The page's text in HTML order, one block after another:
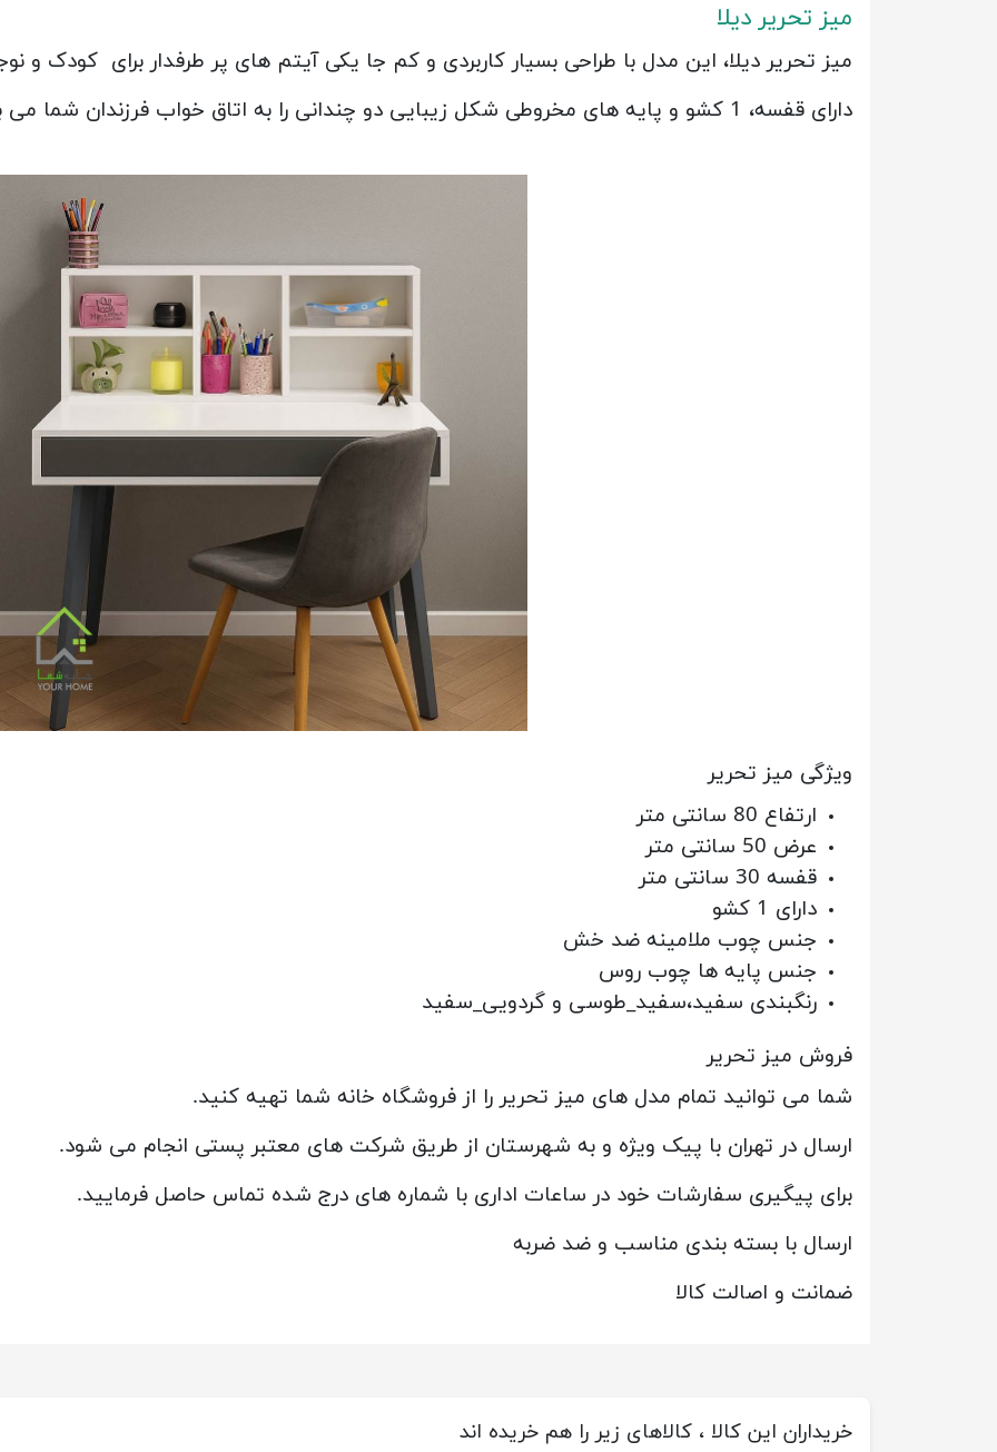
میز تحریر دیلا
میز تحریر دیلا، این مدل با طراحی بسیار کاربردی و کم جا یکی آیتم های پر طرفدار برای کودک و
دارای قفسه، 1 کشو و پایه های مخروطی شکل زیبایی دو چندانی را به اتاق خواب فرزندان شما می بخشد.
ویژگی میز تحریر
ارتفاع 80 سانتی متر
عرض 50 سانتی متر
قفسه 30 سانتی متر
دارای 1 کشو
جنس چوب ملامینه ضد خش
جنس پایه ها چوب روس
رنگبندی سفید،سفید_طوسی و گردویی_سفید
فروش میز تحریر
شما می توانید تمام مدل های میز تحریر را از فروشگاه خانه شما تهیه کنید.
ارسال در تهران با پیک ویژه و به شهرستان از طریق شرکت های معتبر پستی انجام می شود.
برای پیگیری سفارشات خود در ساعات اداری با شماره های درج شده تماس حاصل فرمایید.
ارسال با بسته بندی مناسب و ضد ضربه
ضمانت و اصالت کالا
خریداران این کالا ، کالاهای زیر را هم خریده اند